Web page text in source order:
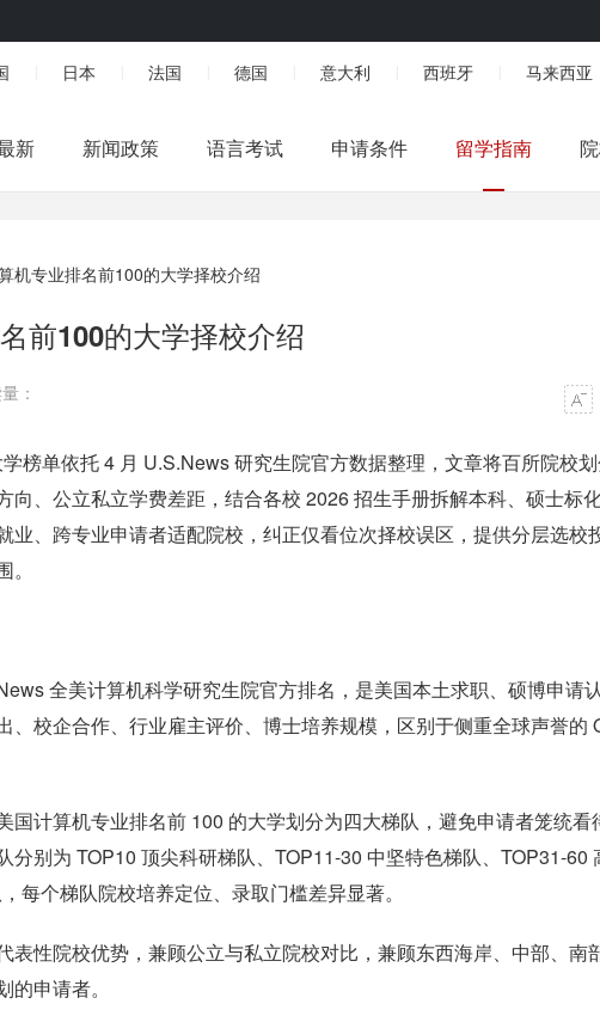
日本 法国 德国 意大利 西班牙 马来西亚
新 新闻政策 语言考试 申请条件 留学指南
机专业排名前100的大学择校介绍
前100的大学择校介绍
：
榜单依托 4 月 U.S.News 研究生院官方数据整理，文章将百所院校
、公立私立学费差距，结合各校 2026 招生手册拆解本科、硕士标化
业、跨专业申请者适配院校，纠正仅看位次择校误区，提供分层选校
全美计算机科学研究生院官方排名，是美国本土求职、硕博申请
、校企合作、行业雇主评价、博士培养规模，区别于侧重全球声誉的
国计算机专业排名前 100 的大学划分为四大梯队，避免申请者笼统看
别为 TOP10 顶尖科研梯队、TOP11-30 中坚特色梯队、TOP31-60
每个梯队院校培养定位、录取门槛差异显著。
表性院校优势，兼顾公立与私立院校对比，兼顾东西海岸、中部、南
申请者。